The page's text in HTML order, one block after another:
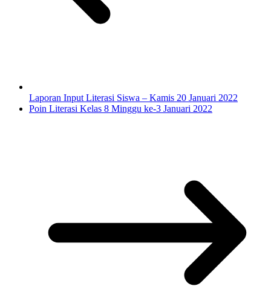
Laporan Input Literasi Siswa – Kamis 20 Januari 2022
Poin Literasi Kelas 8 Minggu ke-3 Januari 2022